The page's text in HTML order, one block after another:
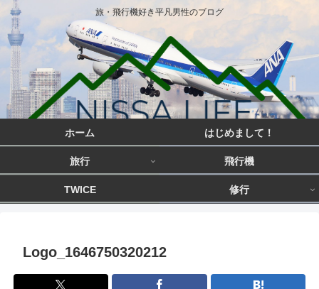
旅・飛行機好き平凡男性のブログ
ホーム はじめまして！
旅行 飛行機
TWICE 修行
Logo_1646750320212